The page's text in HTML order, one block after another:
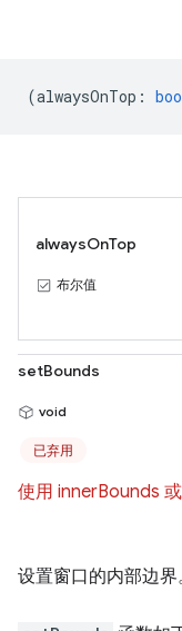
(alwaysOnTop :
alwaysOnTop
布尔值
setBounds
void
已弃用
使用 innerBounds
设置窗口的内部边界